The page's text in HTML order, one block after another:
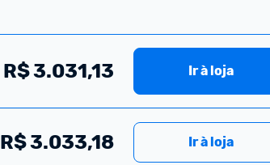
R$3.031,13 Ir à loja
R$3.033,18 Ir à loja